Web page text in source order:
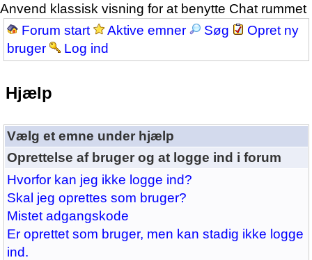
Anvend klassisk visning for at benytte Chat rummet
Forum start
Aktive emner Søg
Opret ny
bruger
Log ind
Hjælp
Vælg et emne under hjælp
Oprettelse af bruger og at logge ind i forum
Hvorfor kan jeg ikke logge ind?
Skal jeg oprettes som bruger?
Mistet adgangskode
Er oprettet som bruger, men kan stadig ikke logge
ind.